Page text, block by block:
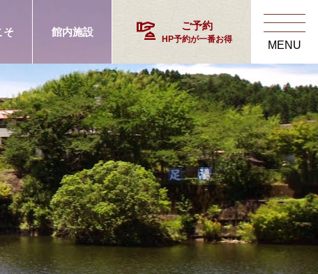
そ 館内施設 concierge ご予約
HP予約が一番お得 MENU